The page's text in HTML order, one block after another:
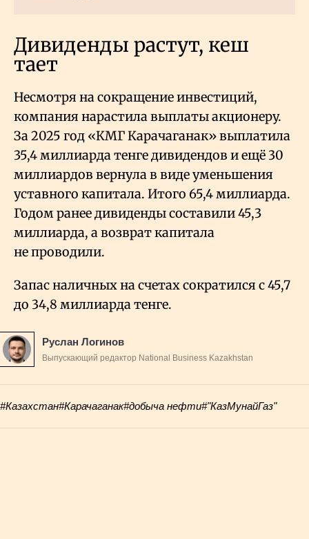
Дивиденды растут, кеш
тает
Несмотря на сокращение инвестиций,
компания нарастила выплаты акционеру.
За 2025 год «КМГ Карачаганак» выплатила
35,4 миллиарда тенге дивидендов и ещё 30
миллиардов вернула в виде уменьшения
уставного капитала. Итого 65,4 миллиарда.
Годом ранее дивиденды составили 45,3
миллиарда, а возврат капитала
не проводили.
Запас наличных на счетах сократился с 45,7
до 34,8 миллиарда тенге.
Руслан Логинов
Выпускающий редактор National Business Kazakhstan
#Казахстан#Карачаганак#добыча нефти#"КазМунайГаз"